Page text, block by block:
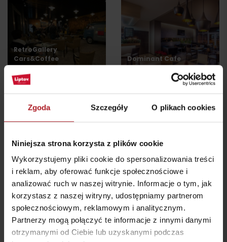
Zgoda Szczegóły O plikach cookies
Niniejsza strona korzysta z plików cookie
Wykorzystujemy pliki cookie do spersonalizowania treści
i reklam, aby oferować funkcje społecznościowe i
analizować ruch w naszej witrynie. Informacje o tym, jak
korzystasz z naszej witryny, udostępniamy partnerom
społecznościowym, reklamowym i analitycznym.
Partnerzy mogą połączyć te informacje z innymi danymi
otrzymanymi od Ciebie lub uzyskanymi podczas
RetroGallery
Cars&Coffee
Dominant Cafe
wszystkie miejsca do jedzenia i picia
Atrakcje i relaks w pobliżu:
Liptovský Mikuláš
Adventure golf
Liptovský Mikuláš